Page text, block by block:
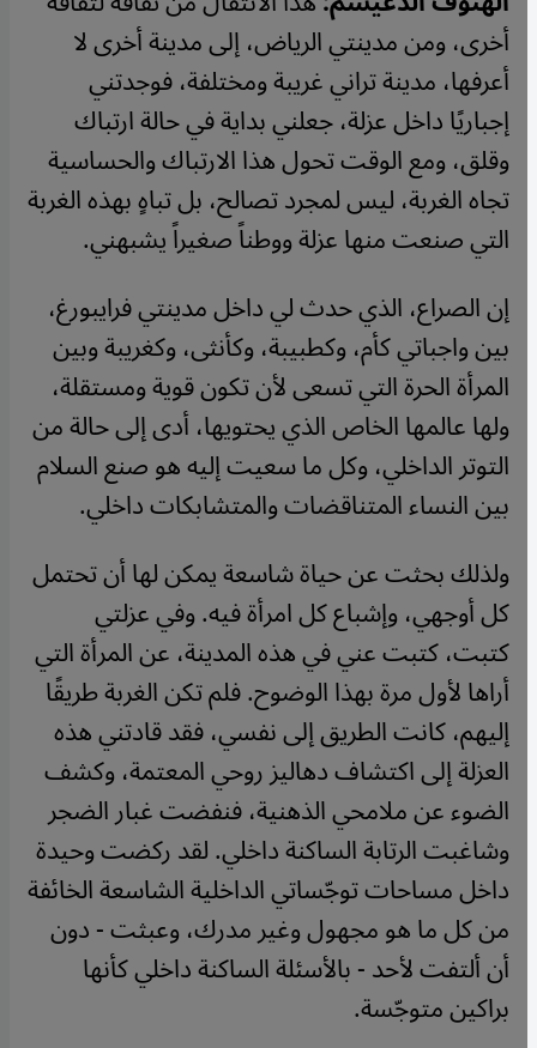
أخرى، ومن مدينتي الرياض، إلى مدينة أخرى لا
أعرفها، مدينة تراني غريبة ومختلفة، فوجدتني
إجباريًا داخل عزلة، جعلني بداية في حالة ارتباك
وقلق، ومع الوقت تحول هذا الارتباك والحساسية
تجاه الغربة، ليس لمجرد تصالح، بل تباهٍ بهذه الغربة
التي صنعت منها عزلة ووطناً صغيراً يشبهني.
إن الصراع، الذي حدث لي داخل مدينتي فرايبورغ،
بين واجباتي كأم، وكطبيبة، وكأنثى، وكغريبة وبين
المرأة الحرة التي تسعى لأن تكون قوية ومستقلة،
ولها عالمها الخاص الذي يحتويها، أدى إلى حالة من
التوتر الداخلي، وكل ما سعيت إليه هو صنع السلام
بين النساء المتناقضات والمتشابكات داخلي.
ولذلك بحثت عن حياة شاسعة يمكن لها أن تحتمل
كل أوجهي، وإشباع كل امرأة فيه. وفي عزلتي
كتبت، كتبت عني في هذه المدينة، عن المرأة التي
أراها لأول مرة بهذا الوضوح. فلم تكن الغربة طريقًا
إليهم، كانت الطريق إلى نفسي، فقد قادتني هذه
العزلة إلى اكتشاف دهاليز روحي المعتمة، وكشف
الضوء عن ملامحي الذهنية، فنفضت غبار الضجر
وشاغبت الرتابة الساكنة داخلي. لقد ركضت وحيدة
داخل مساحات توجّساتي الداخلية الشاسعة الخائفة
من كل ما هو مجهول وغير مدرك، وعبثت - دون
أن ألتفت لأحد - بالأسئلة الساكنة داخلي كأنها
براكين متوجّسة.